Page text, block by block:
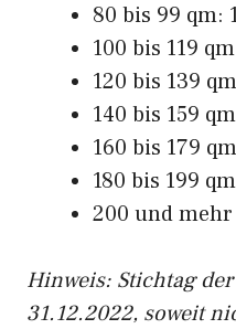
80 bis 99 qm:
100 bis 119
120 bis 139
140 bis 159
160 bis 179
180 bis 199
200 und
Hinweis: Stichtag
31.12.2022, soweit